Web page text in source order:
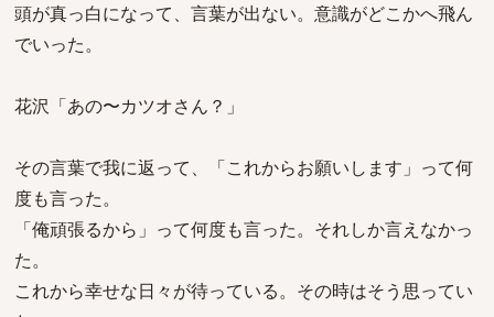
頭が真っ白になって、言葉が出ない。意識がどこかへ飛ん
でいった。
花沢「あの〜カツオさん？」
その言葉で我に返って、「これからお願いします」って何
度も言った。
「俺頑張るから」って何度も言った。それしか言えなかっ
た。
これから幸せな日々が待っている。その時はそう思ってい